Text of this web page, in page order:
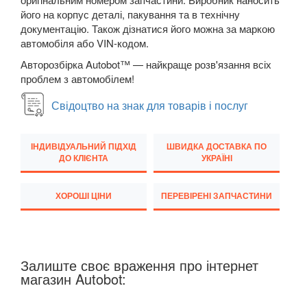
Transit VII
Transit Connect Mk2
Transit Courier Mk1
Transit Custom Mk1
HONDA keyboard_arrow_down
HYUNDAI keyboard_arrow_down
його на корпус деталі, пакування та в технічну
документацію. Також дізнатися його можна за маркою
автомобіля або VIN-кодом.
Авторозбірка Autobot™ — найкраще розв'язання всіх
проблем з автомобілем!
Свідоцтво на знак для товарів і послуг
ІНДИВІДУАЛЬНИЙ ПІДХІД
ДО КЛІЄНТА
ШВИДКА ДОСТАВКА ПО
УКРАЇНІ
ХОРОШІ ЦІНИ ПЕРЕВІРЕНІ ЗАПЧАСТИНИ
Залиште своє враження про інтернет
магазин Autobot: